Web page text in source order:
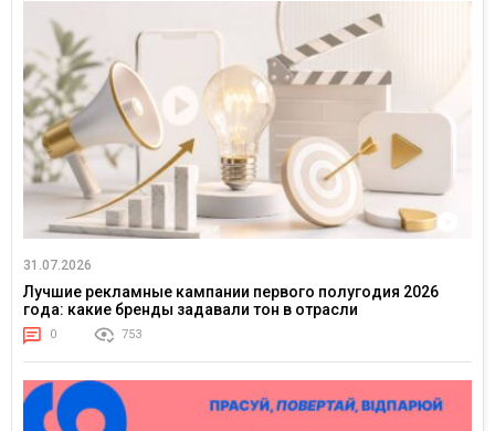
31.07.2026
Лучшие рекламные кампании первого полугодия 2026
года: какие бренды задавали тон в отрасли
0 753